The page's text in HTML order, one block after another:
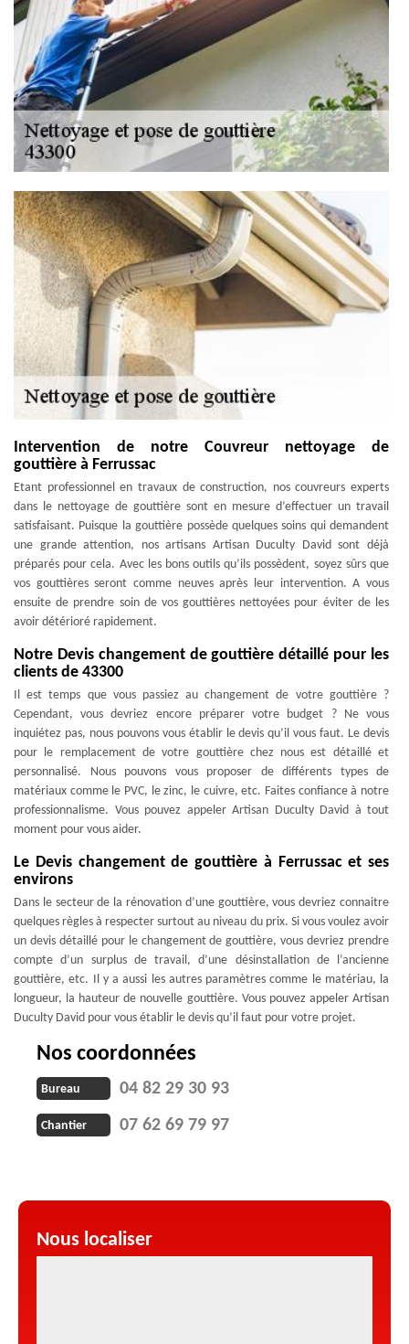
Intervention de notre Couvreur nettoyage de
gouttière à Ferrussac
Etant professionnel en travaux de construction, nos couvreurs experts
dans le nettoyage de gouttière sont en mesure d’effectuer un travail
satisfaisant. Puisque la gouttière possède quelques soins qui demandent
une grande attention, nos artisans Artisan Duculty David sont déjà
préparés pour cela. Avec les bons outils qu’ils possèdent, soyez sûrs que
vos gouttières seront comme neuves après leur intervention. A vous
ensuite de prendre soin de vos gouttières nettoyées pour éviter de les
avoir détérioré rapidement.
Notre Devis changement de gouttière détaillé pour les
clients de 43300
Il est temps que vous passiez au changement de votre gouttière ?
Cependant, vous devriez encore préparer votre budget ? Ne vous
inquiétez pas, nous pouvons vous établir le devis qu’il vous faut. Le devis
pour le remplacement de votre gouttière chez nous est détaillé et
personnalisé. Nous pouvons vous proposer de différents types de
matériaux comme le PVC, le zinc, le cuivre, etc. Faites confiance à notre
professionnalisme. Vous pouvez appeler Artisan Duculty David à tout
moment pour vous aider.
Le Devis changement de gouttière à Ferrussac et ses
environs
Dans le secteur de la rénovation d’une gouttière, vous devriez connaitre
quelques règles à respecter surtout au niveau du prix. Si vous voulez avoir
un devis détaillé pour le changement de gouttière, vous devriez prendre
compte d’un surplus de travail, d’une désinstallation de l’ancienne
gouttière, etc. Il y a aussi les autres paramètres comme le matériau, la
longueur, la hauteur de nouvelle gouttière. Vous pouvez appeler Artisan
Duculty David pour vous établir le devis qu’il faut pour votre projet.
Nos coordonnées
Bureau 04 82 29 30 93
Chantier 07 62 69 79 97
Nous localiser